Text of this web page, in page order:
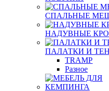
СПАЛЬНЫЕ
НАДУВНЫЕ
ПАЛАТКИ И
TRAMP
Разное